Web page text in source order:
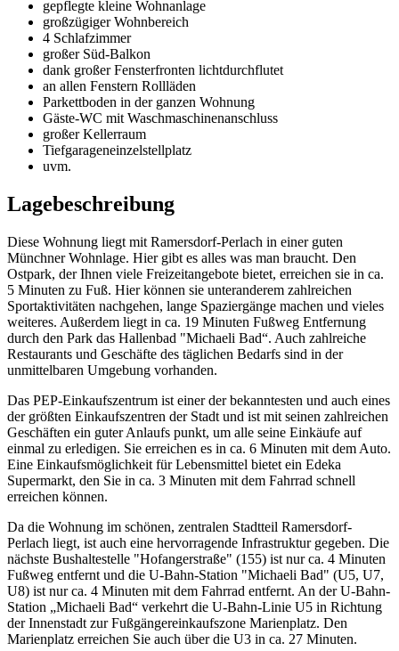
gepflegte kleine Wohnanlage
großzügiger Wohnbereich
4 Schlafzimmer
großer Süd-Balkon
dank großer Fensterfronten lichtdurchflutet
an allen Fenstern Rollläden
Parkettboden in der ganzen Wohnung
Gäste-WC mit Waschmaschinenanschluss
großer Kellerraum
Tiefgarageneinzelstellplatz
uvm.
Lagebeschreibung
Diese Wohnung liegt mit Ramersdorf-Perlach in einer guten
Münchner Wohnlage. Hier gibt es alles was man braucht. Den
Ostpark, der Ihnen viele Freizeitangebote bietet, erreichen sie in ca.
5 Minuten zu Fuß. Hier können sie unteranderem zahlreichen
Sportaktivitäten nachgehen, lange Spaziergänge machen und vieles
weiteres. Außerdem liegt in ca. 19 Minuten Fußweg Entfernung
durch den Park das Hallenbad "Michaeli Bad“. Auch zahlreiche
Restaurants und Geschäfte des täglichen Bedarfs sind in der
unmittelbaren Umgebung vorhanden.
Das PEP-Einkaufszentrum ist einer der bekanntesten und auch eines
der größten Einkaufszentren der Stadt und ist mit seinen zahlreichen
Geschäften ein guter Anlaufs punkt, um alle seine Einkäufe auf
einmal zu erledigen. Sie erreichen es in ca. 6 Minuten mit dem Auto.
Eine Einkaufsmöglichkeit für Lebensmittel bietet ein Edeka
Supermarkt, den Sie in ca. 3 Minuten mit dem Fahrrad schnell
erreichen können.
Da die Wohnung im schönen, zentralen Stadtteil Ramersdorf-
Perlach liegt, ist auch eine hervorragende Infrastruktur gegeben. Die
nächste Bushaltestelle "Hofangerstraße" (155) ist nur ca. 4 Minuten
Fußweg entfernt und die U-Bahn-Station "Michaeli Bad" (U5, U7,
U8) ist nur ca. 4 Minuten mit dem Fahrrad entfernt. An der U-Bahn-
Station „Michaeli Bad“ verkehrt die U-Bahn-Linie U5 in Richtung
der Innenstadt zur Fußgängereinkaufszone Marienplatz. Den
Marienplatz erreichen Sie auch über die U3 in ca. 27 Minuten.